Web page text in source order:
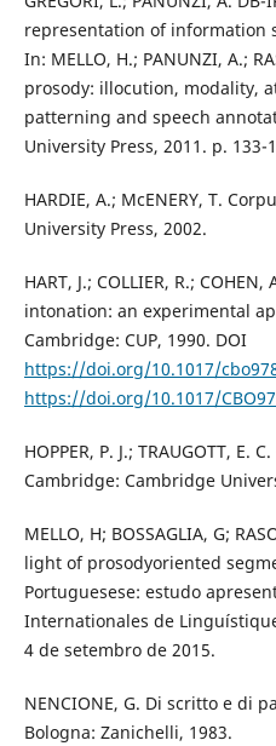
representation of information
In: MELLO, H.; PANUNZI, A.;
prosody: illocution, modality,
patterning and speech
University Press, 2011. p. 133-
HARDIE, A.; McENERY, T.
University Press, 2002.
HART, J.; COLLIER, R.;
intonation: an experimental
Cambridge: CUP, 1990. DOI
https://doi.org/10.1017/
https://doi.org/10.1017/
HOPPER, P. J.; TRAUGOTT, E.
Cambridge: Cambridge
MELLO, H; BOSSAGLIA, G;
light of prosodyoriented
Portuguesese: estudo
Internationales de
4 de setembro de 2015.
NENCIONE, G. Di scritto e di
Bologna: Zanichelli, 1983.